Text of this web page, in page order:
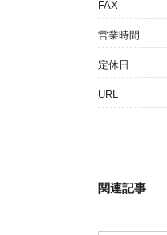
FAX
営業時間
定休日
URL
関連記事